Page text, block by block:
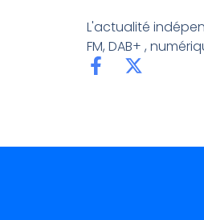
L'actualité
FM, DAB+ ,